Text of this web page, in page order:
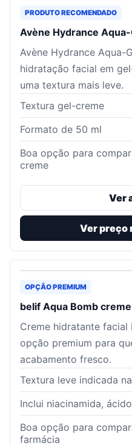
PRODUTO RECOMENDADO
Avène Hydrance
Avène Hydrance Aqua-
hidratação facial em
uma textura mais leve.
Textura gel-creme
Formato de 50 ml
Boa opção para
creme
Ver
Ver preço
OPÇÃO PREMIUM
belif Aqua Bomb
Creme hidratante facial
opção premium para
acabamento fresco.
Textura leve indicada
Inclui niacinamida,
Boa opção para
farmácia